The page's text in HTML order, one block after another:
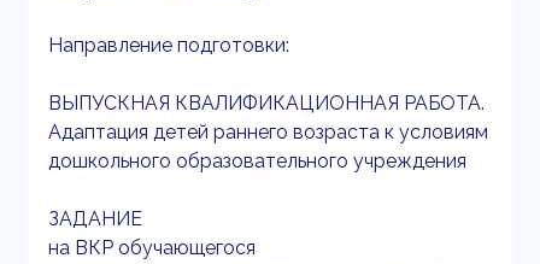
Направление подготовки:
ВЫПУСКНАЯ КВАЛИФИКАЦИОННАЯ РАБОТА.
Адаптация детей раннего возраста к условиям
дошкольного образовательного учреждения
ЗАДАНИЕ
на ВКР обучающегося